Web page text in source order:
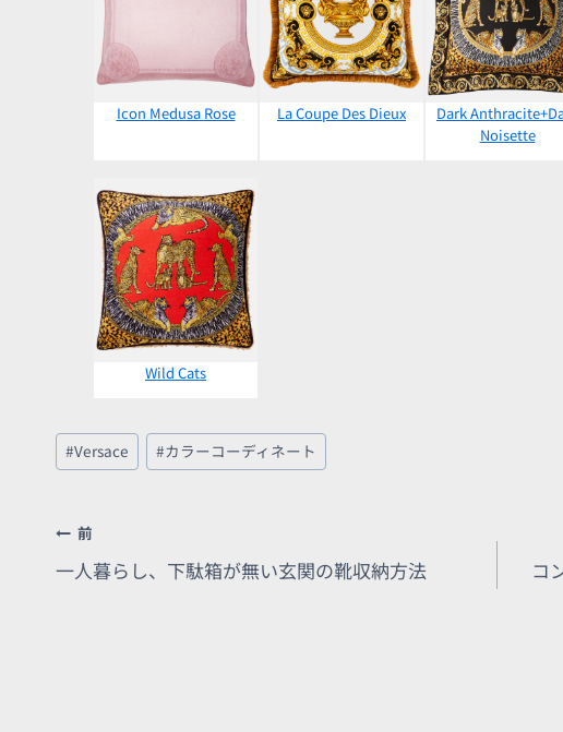
Icon Medusa Rose La Coupe Des Dieux
Dark
Noisette
Wild Cats
投
稿
グ:
#Versace #カラーコーディネート
投
稿
前
一人暮らし、下駄箱が無い玄関の靴収納方法
コ